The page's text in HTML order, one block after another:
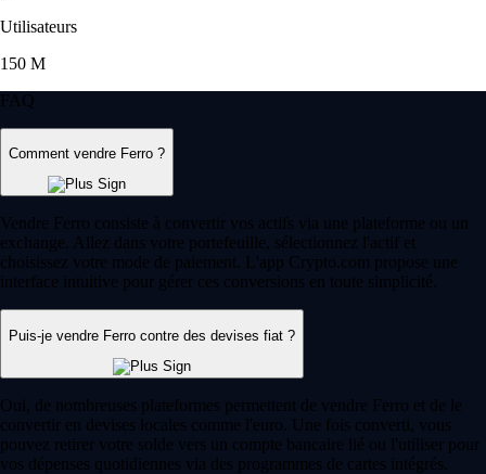
Utilisateurs
150 M
FAQ
Comment vendre Ferro ?
Vendre Ferro consiste à convertir vos actifs via une plateforme ou un
exchange. Allez dans votre portefeuille, sélectionnez l'actif et
choisissez votre mode de paiement. L'app Crypto.com propose une
interface intuitive pour gérer ces conversions en toute simplicité.
Puis-je vendre Ferro contre des devises fiat ?
Oui, de nombreuses plateformes permettent de vendre Ferro et de le
convertir en devises locales comme l'euro. Une fois converti, vous
pouvez retirer votre solde vers un compte bancaire lié ou l'utiliser pour
vos dépenses quotidiennes via des programmes de cartes intégrés.